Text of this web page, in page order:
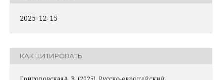
2025-12-15
КАК ЦИТИРОВАТЬ